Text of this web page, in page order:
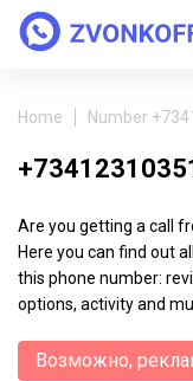
Home Number
Are you getting a call
Here you can find out
this phone number:
options, activity and
Возможно,